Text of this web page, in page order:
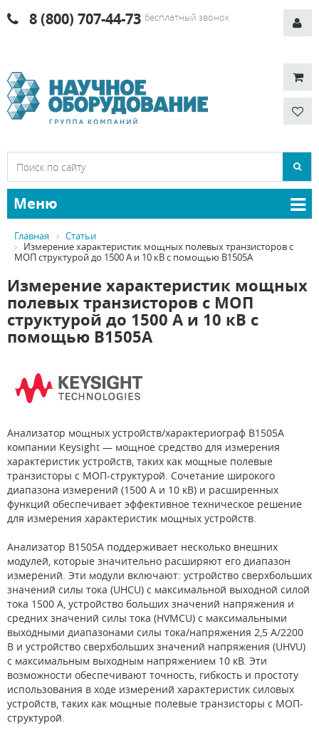
8 (800) 707-44-73 бесплатный звонок
Меню
Главная
Статьи
Измерение характеристик мощных полевых транзисторов с
МОП структурой до 1500 A и 10 кВ с помощью B1505A
Измерение характеристик мощных
полевых транзисторов с МОП
структурой до 1500 A и 10 кВ с
помощью B1505A
Анализатор мощных устройств/характериограф B1505A
компании Keysight — мощное средство для измерения
характеристик устройств, таких как мощные полевые
транзисторы с МОП-структурой. Сочетание широкого
диапазона измерений (1500 A и 10 кВ) и расширенных
функций обеспечивает эффективное техническое решение
для измерения характеристик мощных устройств.
Анализатор B1505A поддерживает несколько внешних
модулей, которые значительно расширяют его диапазон
измерений. Эти модули включают: устройство сверхбольших
значений силы тока (UHCU) с максимальной выходной силой
тока 1500 A, устройство больших значений напряжения и
средних значений силы тока (HVMCU) с максимальными
выходными диапазонами силы тока/напряжения 2,5 A/2200
В и устройство сверхбольших значений напряжения (UHVU)
с максимальным выходным напряжением 10 кВ. Эти
возможности обеспечивают точность, гибкость и простоту
использования в ходе измерений характеристик силовых
устройств, таких как мощные полевые транзисторы с МОП-
структурой.